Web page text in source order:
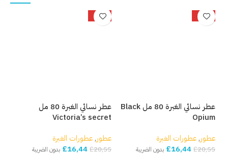
-20%
عطر نسائي الغبرة 80 مل Black
Opium
عطور, عطورات الغبرة
£20,55
£16,44 بدون الضريبة
-20%
عطر نسائي الغبرة 80 مل
Victoria’s secret
عطور, عطورات الغبرة
£20,55
£16,44 بدون الضريبة